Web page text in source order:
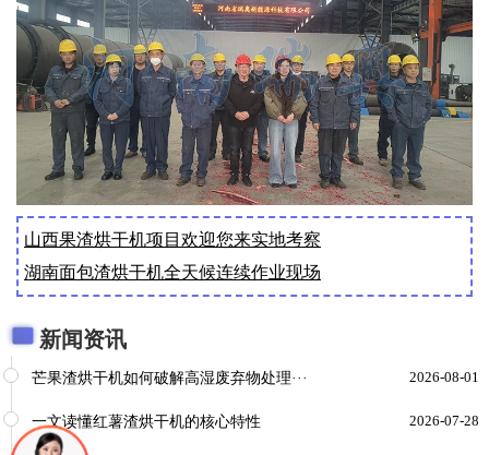
山西果渣烘干机项目欢迎您来实地考察
湖南面包渣烘干机全天候连续作业现场
新闻资讯
芒果渣烘干机如何破解高湿废弃物处理··· 2026-08-01
一文读懂红薯渣烘干机的核心特性 2026-07-28